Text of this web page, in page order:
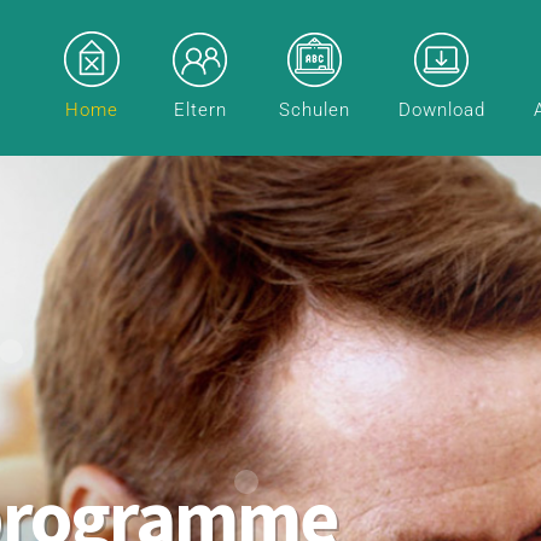
Home Eltern Schulen Download